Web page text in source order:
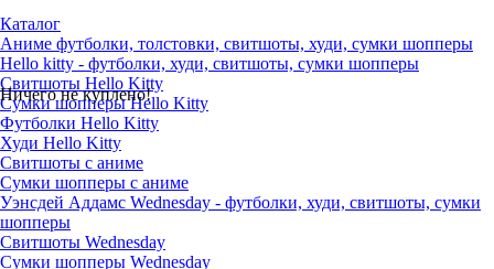
Ничего не куплено!
Каталог
Аниме футболки, толстовки, свитшоты, худи, сумки шопперы
Hello kitty - футболки, худи, свитшоты, сумки шопперы
Свитшоты Hello Kitty
Сумки шопперы Hello Kitty
Футболки Hello Kitty
Худи Hello Kitty
Свитшоты с аниме
Сумки шопперы с аниме
Уэнсдей Аддамс Wednesday - футболки, худи, свитшоты, сумки
шопперы
Свитшоты Wednesday
Сумки шопперы Wednesday